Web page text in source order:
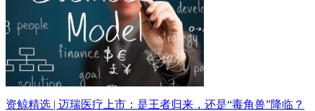
资鲸精选 | 迈瑞医疗上市：是王者归来，还是“毒角兽”降临？